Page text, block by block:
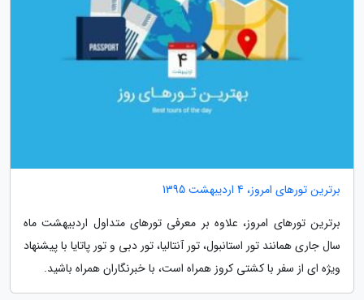
برترین تورهای امروز، 4 اردیبهشت 1395
برترین تورهای امروز، علاوه بر معرفی تورهای متداول اردبیهشت ماه
سال جاری همانند تور استانبول، تور آنتالیا، تور دبی و تور پاتایا با پیشنهاد
ویژه ای از سفر با کشتی کروز همراه است، با خبرنگاران همراه باشید.